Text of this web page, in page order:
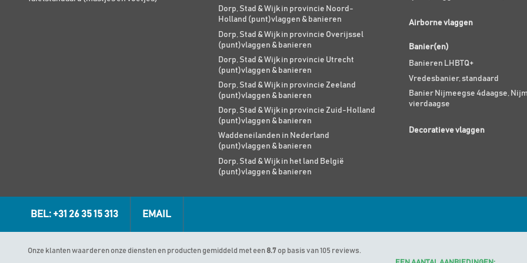
Dorp, Stad & Wijk in provincie Noord-
Holland (punt)vlaggen & banieren
Dorp, Stad & Wijk in provincie Overijssel
(punt)vlaggen & banieren
Dorp, Stad & Wijk in provincie Utrecht
(punt)vlaggen & banieren
Dorp, Stad & Wijk in provincie Zeeland
(punt)vlaggen & banieren
Dorp, Stad & Wijk in provincie Zuid-Holland
(punt)vlaggen & banieren
Waddeneilanden in Nederland
(punt)vlaggen & banieren
Dorp, Stad & Wijk in het land België
(punt)vlaggen & banieren
Airborne vlaggen
Banier(en)
Banieren LHBTQ+
Vredesbanier, standaard
Banier Nijmeegse 4daagse,
vierdaagse
Decoratieve vlaggen
BEL: +31 26 35 15 313 EMAIL
Onze klanten waarderen onze diensten en producten gemiddeld met een 8.7 op basis van 105 reviews.